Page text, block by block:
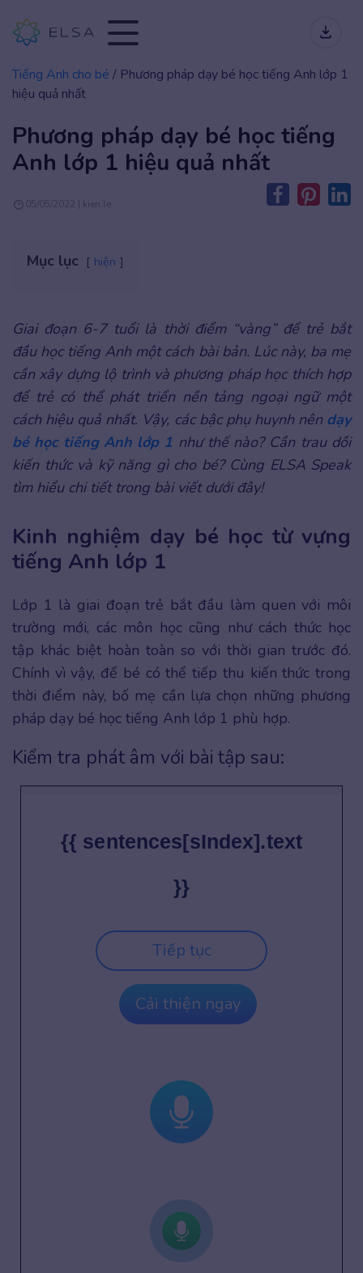
Tiếng Anh cho bé / Phương pháp dạy bé học tiếng Anh lớp 1
hiệu quả nhất
Phương pháp dạy bé học tiếng
Anh lớp 1 hiệu quả nhất
05/05/2022 | kien.le
Mục lục hiện
Giai đoạn 6-7 tuổi là thời điểm “vàng” để trẻ bắt
đầu học tiếng Anh một cách bài bản. Lúc này, ba mẹ
cần xây dựng lộ trình và phương pháp học thích hợp
để trẻ có thể phát triển nền tảng ngoại ngữ một
cách hiệu quả nhất. Vậy, các bậc phụ huynh nên dạy
bé học tiếng Anh lớp 1 như thế nào? Cần trau dồi
kiến thức và kỹ năng gì cho bé? Cùng ELSA Speak
tìm hiểu chi tiết trong bài viết dưới đây!
Kinh nghiệm dạy bé học từ vựng
tiếng Anh lớp 1
Lớp 1 là giai đoạn trẻ bắt đầu làm quen với môi
trường mới, các môn học cũng như cách thức học
tập khác biệt hoàn toàn so với thời gian trước đó.
Chính vì vậy, để bé có thể tiếp thu kiến thức trong
thời điểm này, bố mẹ cần lựa chọn những phương
pháp dạy bé học tiếng Anh lớp 1 phù hợp.
Kiểm tra phát âm với bài tập sau:
{{ sentences[sIndex].text
}}
Tiếp tục
Cải thiện ngay